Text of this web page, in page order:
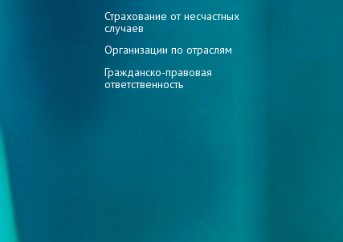
Страхование от несчастных
случаев
Организации по отраслям
Гражданско-правовая
ответственность